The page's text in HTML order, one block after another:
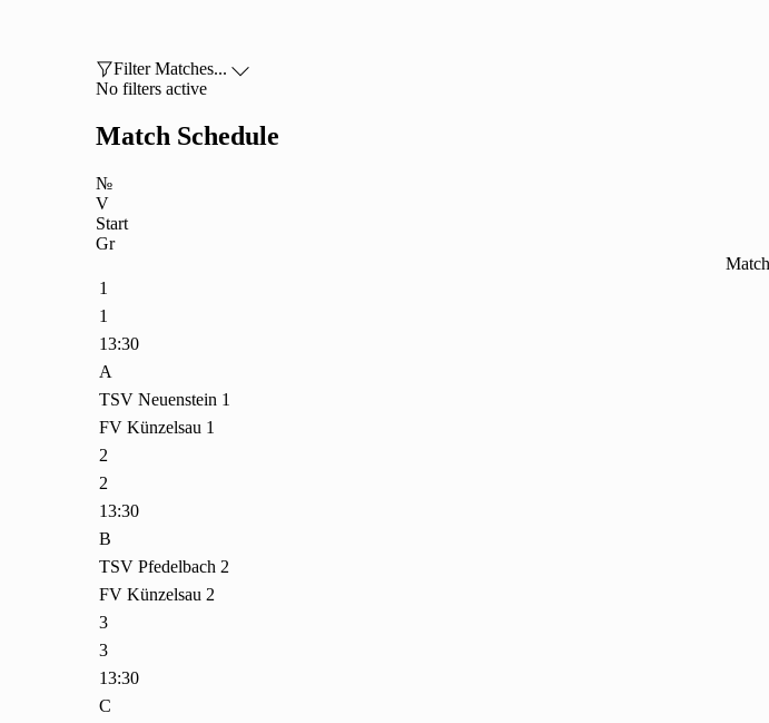
Filter Matches... 
No filters active
Match Schedule
№
V
Start
Gr
Match
1
1
13:30
A
TSV Neuenstein 1
FV Künzelsau 1
2
2
13:30
B
TSV Pfedelbach 2
FV Künzelsau 2
3
3
13:30
C